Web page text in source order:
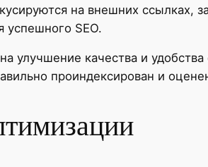
на внешних ссылках,
успешного SEO.
качества и удобства
проиндексирован и